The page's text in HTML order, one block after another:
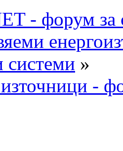
- форум за
системи »
-